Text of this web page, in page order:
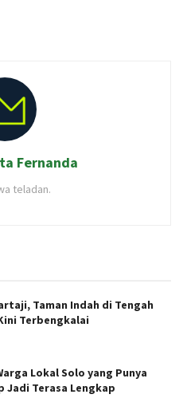
Fernanda
teladan.
Taman Indah di Tengah
Terbengkalai
Lokal Solo yang Punya
Jadi Terasa Lengkap